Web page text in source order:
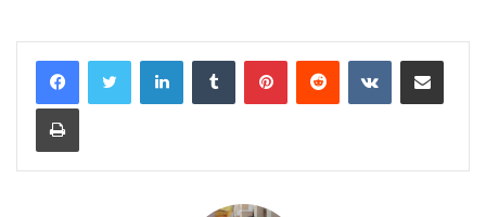
LinkedInTumblr PinterestReddit VKontakteShare via Email
Print